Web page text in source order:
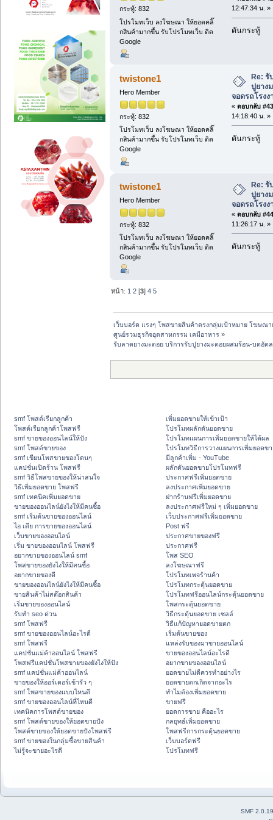
กระทู้: 832
โปรโมทเว็บ ลงโฆษณา ให้ยอดคลิ๊
กสินค้ามากขึ้น รับโปรโมทเว็บ ติด
Google
12:47:34 น. »
ดันกระทู้
twistone1
Hero Member
กระทู้: 832
โปรโมทเว็บ ลงโฆษณา ให้ยอดคลิ๊
กสินค้ามากขึ้น รับโปรโมทเว็บ ติด
Google
Re: รั
ปูยาง
จอดรถโรง
« ตอบกลับ
14:18:40 น. »
ดันกระทู้
twistone1
Hero Member
กระทู้: 832
โปรโมทเว็บ ลงโฆษณา ให้ยอดคลิ๊
กสินค้ามากขึ้น รับโปรโมทเว็บ ติด
Google
Re: รั
ปูยาง
จอดรถโรง
« ตอบกลับ
11:26:17 น. »
ดันกระทู้
หน้า: 1 2 [3]4 5
เว็บบอร์ด แรงๆ โพสขายสินค้าตรงกลุ่มเป้าหมาย โฆษณ
ศูนย์รวมธุรกิจอุตสาหกรรม เคมีอาหาร »
รับลาดยางมะตอย บริการรับปูยางมะตอยผสมร้อน-บดอัด
smf โพสต์เรียกลูกค้า
โพสต์เรียกลูกค้าโพสฟรี
smf ขายของออนไลน์ให้ปัง
smf โพสต์ขายของ
smf เขียนโพสขายของโดนๆ
แคปชั่นเปิดร้าน โพสฟรี
smf วิธีโพสขายของให้น่าสนใจ
วิธีเพิ่มยอดขาย โพสฟรี
smf เทคนิคเพิ่มยอดขาย
ขายของออนไลน์ยังไงให้มีคนซื้อ
smf เริ่มต้นขายของออนไลน์
ไอ เดีย การขายของออนไลน์
เว็บขายของออนไลน์
เริ่ม ขายของออนไลน์ โพสฟรี
อยากขายของออนไลน์ smf
โพสขายของยังไงให้มีคนซื้อ
อยากขายของดี
ขายของออนไลน์ยังไงให้มีคนซื้อ
ขายสินค้าไม่สต๊อกสินค้า
เริ่มขายของออนไลน์
รับทำ seo ด่วน
smf โพสฟรี
smf ขายของออนไลน์อะไรดี
smf โพสฟรี
แคปชั่นแม่ค้าออนไลน์ โพสฟรี
โพสฟรีแคปชั่นโพสขายของยังไงให้ปัง
smf แคปชั่นแม่ค้าออนไลน์
ขายของให้ออร์เดอร์เข้ารัว ๆ
smf โพสขายของแบบไหนดี
smf ขายของออนไลน์ที่ไหนดี
เทคนิคการโพสต์ขายของ
smf โพสต์ขายของให้ยอดขายปัง
โพสต์ขายของให้ยอดขายปังโพสฟรี
smf ขายของในกลุ่มซื้อขายสินค้า
ไม่รู้จะขายอะไรดี
เพิ่มยอดขายให้เข้าเป้า
โปรโมทผลักดันยอดขาย
โปรโมทแผนการเพิ่มยอดขายให้ได้ผล
โปรโมทวิธีการวางแผนการเพิ่มยอดข
มีลูกค้าเพิ่ม - YouTube
ผลักดันยอดขายโปรโมทฟรี
ประกาศฟรีเพิ่มยอดขาย
ลงประกาศเพิ่มยอดขาย
ฝากร้านฟรีเพิ่มยอดขาย
ลงประกาศฟรีใหม่ ๆ เพิ่มยอดขาย
เว็บประกาศฟรีเพิ่มยอดขาย
Post ฟรี
ประกาศขายของฟรี
ประกาศฟรี
โพส SEO
ลงโฆษณาฟรี
โปรโมทเพจร้านค้า
โปรโมทกระตุ้นยอดขาย
โปรโมทฟรีออนไลน์กระตุ้นยอดขาย
โพสกระตุ้นยอดขาย
วิธีกระตุ้นยอดขาย เซลล์
วิธีแก้ปัญหายอดขายตก
เริ่มต้นขายของ
แหล่งรับของมาขายออนไลน์
ขายของออนไลน์อะไรดี
อยากขายของออนไลน์
ยอดขายไม่ดีควรทำอย่างไร
ยอดขายตกเกิดจากอะไร
ทำไมต้องเพิ่มยอดขาย
ขายฟรี
ยอดการขาย คืออะไร
กลยุทธ์เพิ่มยอดขาย
โพสฟรีการกระตุ้นยอดขาย
เว็บบอร์ดฟรี
โปรโมทฟรี
SMF 2.0.19